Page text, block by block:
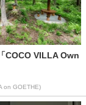
COCO VILLA Own
on GOETHE)